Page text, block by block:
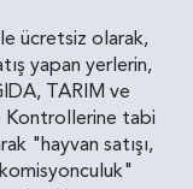
ücretsiz olarak,
yapan yerlerin,
TARIM ve
Kontrollerine tabi
"hayvan satışı,